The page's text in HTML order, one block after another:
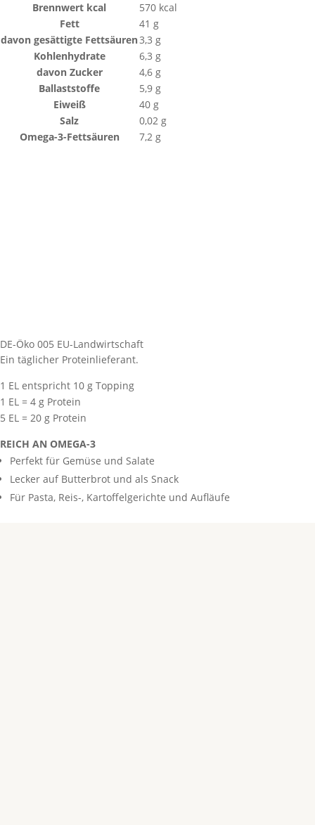
Brennwert kcal
570 kcal
Fett
41 g
davon gesättigte Fettsäuren3,3 g
Kohlenhydrate
6,3 g
davon Zucker 4,6 g
Ballaststoffe
5,9 g
Eiweiß
40 g
Salz
0,02 g
Omega-3-Fettsäuren
7,2 g
DE-Öko 005 EU-Landwirtschaft
Ein täglicher Proteinlieferant.
1 EL entspricht 10 g Topping
1 EL = 4 g Protein
5 EL = 20 g Protein
REICH AN OMEGA-3
Perfekt für Gemüse und Salate
Lecker auf Butterbrot und als Snack
Für Pasta, Reis-, Kartoffelgerichte und Aufläufe